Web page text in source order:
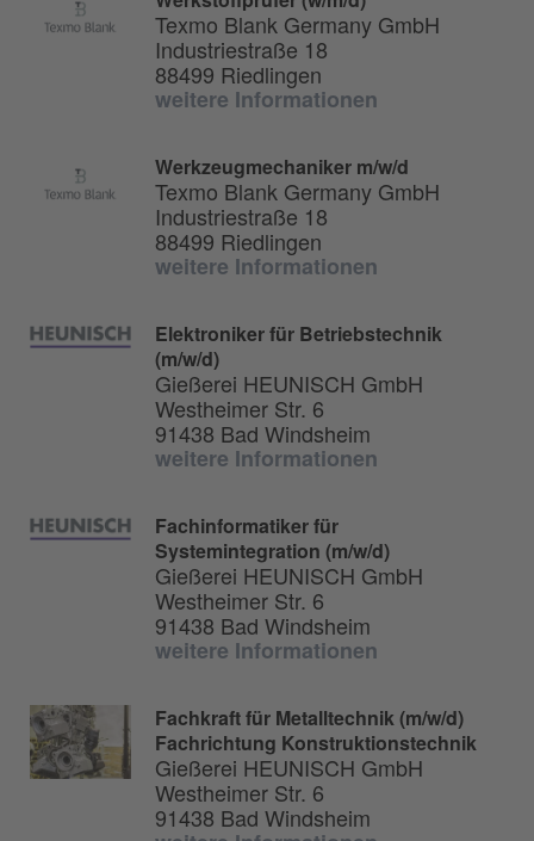
Texmo Blank Germany GmbH
Industriestraße 18
88499 Riedlingen
weitere Informationen
Werkzeugmechaniker m/w/d
Texmo Blank Germany GmbH
Industriestraße 18
88499 Riedlingen
weitere Informationen
Elektroniker für Betriebstechnik
(m/w/d)
Gießerei HEUNISCH GmbH
Westheimer Str. 6
91438 Bad Windsheim
weitere Informationen
Fachinformatiker für
Systemintegration (m/w/d)
Gießerei HEUNISCH GmbH
Westheimer Str. 6
91438 Bad Windsheim
weitere Informationen
Fachkraft für Metalltechnik (m/w/d)
Fachrichtung Konstruktionstechnik
Gießerei HEUNISCH GmbH
Westheimer Str. 6
91438 Bad Windsheim